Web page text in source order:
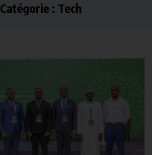
Catégorie : Tech